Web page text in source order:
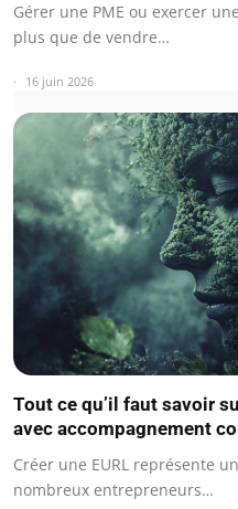
Gérer une PME ou exercer
plus que de vendre…
16 juin 2026
Tout ce qu’il faut savoir
avec accompagnement
Créer une EURL représente
nombreux entrepreneurs…